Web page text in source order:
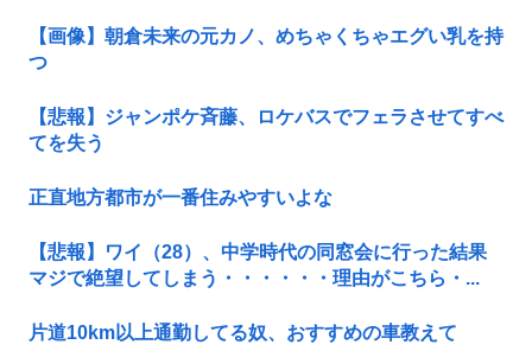
【画像】朝倉未来の元カノ、めちゃくちゃエグい乳を持
つ
【悲報】ジャンポケ斉藤、ロケバスでフェラさせてすべ
てを失う
正直地方都市が一番住みやすいよな
【悲報】ワイ（28）、中学時代の同窓会に行った結果
マジで絶望してしまう・・・・・・理由がこちら・...
片道10km以上通勤してる奴、おすすめの車教えて